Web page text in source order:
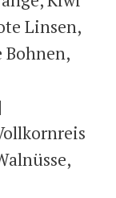
Linsen,
Bohnen,